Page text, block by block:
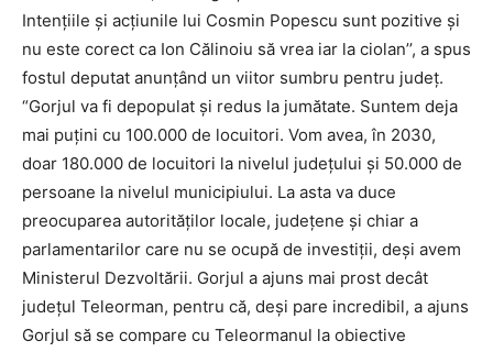
Intențiile și acțiunile lui Cosmin Popescu sunt pozitive și
nu este corect ca Ion Călinoiu să vrea iar la ciolan’’, a spus
fostul deputat anunțând un viitor sumbru pentru județ.
“Gorjul va fi depopulat și redus la jumătate. Suntem deja
mai puțini cu 100.000 de locuitori. Vom avea, în 2030,
doar 180.000 de locuitori la nivelul județului și 50.000 de
persoane la nivelul municipiului. La asta va duce
preocuparea autorităților locale, județene și chiar a
parlamentarilor care nu se ocupă de investiții, deși avem
Ministerul Dezvoltării. Gorjul a ajuns mai prost decât
județul Teleorman, pentru că, deși pare incredibil, a ajuns
Gorjul să se compare cu Teleormanul la obiective